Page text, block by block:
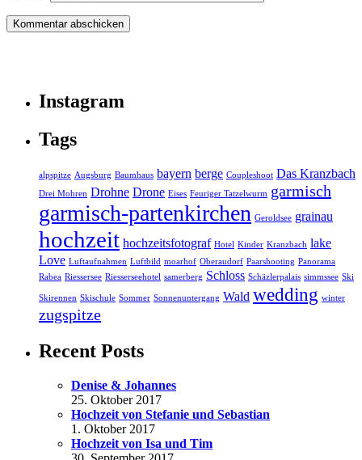
Instagram
Tags
alpspitze Augsburg Baumhaus bayern berge Coupleshoot Das Kranzbach
Drei Mohren Drohne Drone Eises Feuriger Tatzelwurm garmisch
garmisch-partenkirchen Geroldsee grainau
hochzeit hochzeitsfotograf Hotel Kinder Kranzbach lake
Love Luftaufnahmen Luftbild moarhof Oberaudorf Paarshooting Panorama
Rabea Riessersee Riesserseehotel samerberg Schloss Schäzlerpalais simmssee Ski
Skirennen Skischule Sommer Sonnenuntergang Wald wedding winter
zugspitze
Recent Posts
Denise & Johannes
25. Oktober 2017
Hochzeit von Stefanie und Sebastian
1. Oktober 2017
Hochzeit von Isa und Tim